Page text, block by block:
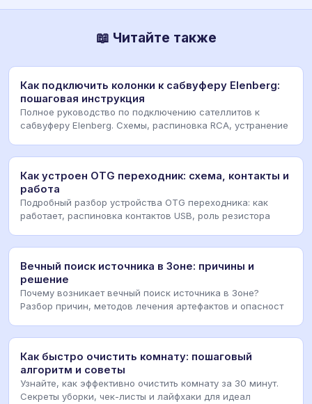
📖 Читайте также
Как подключить колонки к сабвуферу Elenberg:
пошаговая инструкция
Полное руководство по подключению сателлитов к
сабвуферу Elenberg. Схемы, распиновка RCA, устранение
Как устроен OTG переходник: схема, контакты и
работа
Подробный разбор устройства OTG переходника: как
работает, распиновка контактов USB, роль резистора
Вечный поиск источника в Зоне: причины и
решение
Почему возникает вечный поиск источника в Зоне?
Разбор причин, методов лечения артефактов и опасност
Как быстро очистить комнату: пошаговый
алгоритм и советы
Узнайте, как эффективно очистить комнату за 30 минут.
Секреты уборки, чек-листы и лайфхаки для идеал